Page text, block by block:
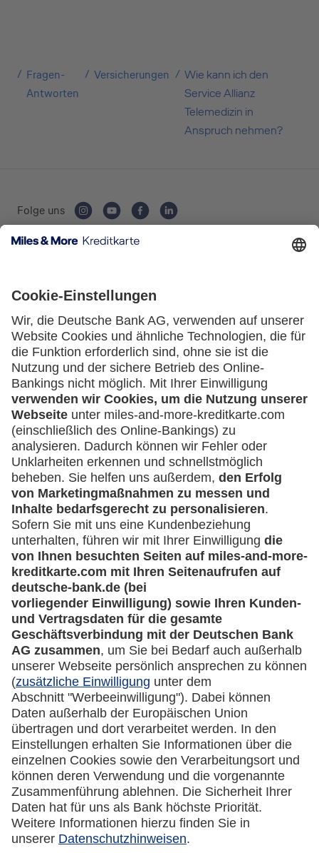
Fragen-
Antworten
Versicherungen
Wie kann ich den
Service Allianz
Telemedizin in
Anspruch nehmen?
Folge uns
Service
Häufige Fragen
Downloadcenter
Kontakt
Mehr
Kreditkarten-Banking
miles-and-more.com
lufthansa.com
Rechtliches
Impressum
Datenschutz
Cookie Einstellungen
Vertrag widerrufen
Geschäftliche Nutzung
Freiberufler)
(z.B. e.K., Personengesellschaft (inkl. GbR),